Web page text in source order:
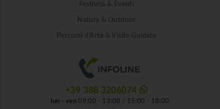
Festività & Eventi
Natura & Outdoor
Percorsi d'Arte & Visite Guidate
+39 388 3206074
lun - ven09:00 - 13:00 / 15:00 - 18:00